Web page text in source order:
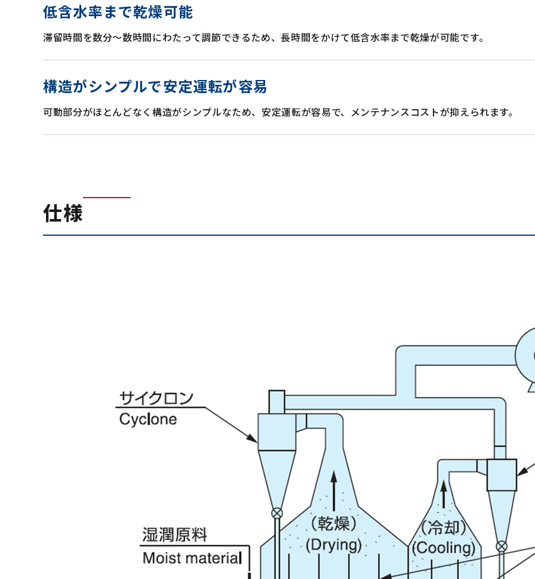
低含水率まで乾燥可能
滞留時間を数分～数時間にわたって調節できるため、長時間をかけて低含水率まで乾燥が可能です｡
構造がシンプルで安定運転が容易
可動部分がほとんどなく構造がシンプルなため、安定運転が容易で、メンテナンスコストが抑えられます。
仕様